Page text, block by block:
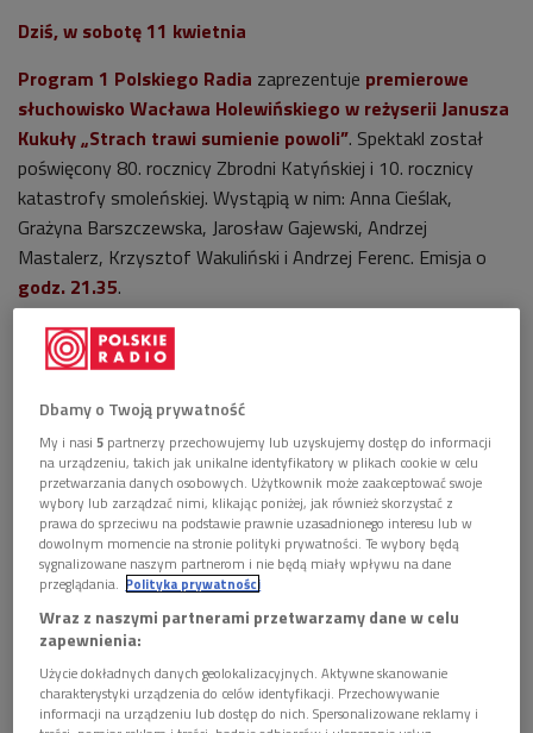
Dziś, w sobotę 11 kwietnia
Program 1 Polskiego Radia zaprezentuje premierowe
słuchowisko Wacława Holewińskiego w reżyserii Janusza
Kukuły „Strach trawi sumienie powoli”. Spektakl został
poświęcony 80. rocznicy Zbrodni Katyńskiej i 10. rocznicy
katastrofy smoleńskiej. Wystąpią w nim: Anna Cieślak,
Grażyna Barszczewska, Jarosław Gajewski, Andrzej
Mastalerz, Krzysztof Wakuliński i Andrzej Ferenc. Emisja o
godz. 21.35.
Program 2 Polskiego Radia
wyemitujesłuchowisko Feliksa Netza „Odchodzimy” w
miał być jednym z 96 pasażerów samolotu Tu-154M
lecącego do Smoleńska 10 kwietnia 2010 roku, ale swoje
miejsce odstąpił innej osobie. W słuchowisku wystąpią:
Mariusz Benoit, Tomasz Borkowski, Halina Łabonarska i
Joanna Sobieska.
Program 3 Polskiego Radiazakończy rozpoczętą
6 kwietnia prezentację wybranych przemówień i wypowiedzi
prezydenta Lecha Kaczyńskiego z albumu „Prezydent RP
Lech Kaczyński – Świadectwo”, jednego z dwóch albumów
wydanych w tym roku przez Polskie Radio w hołdzie Ofiarom
Dbamy o Twoją prywatność
My i nasi5 partnerzy przechowujemy lub uzyskujemy dostęp do informacji
na urządzeniu, takich jak unikalne identyfikatory w plikach cookie w celu
przetwarzania danych osobowych. Użytkownik może zaakceptować swoje
wybory lub zarządzać nimi, klikając poniżej, jak również skorzystać z
prawa do sprzeciwu na podstawie prawnie uzasadnionego interesu lub w
dowolnym momencie na stronie polityki prywatności. Te wybory będą
sygnalizowane naszym partnerom i nie będą miały wpływu na dane
przeglądania. Polityka prywatności
Wraz z naszymi partnerami przetwarzamy dane w celu
zapewnienia:
Użycie dokładnych danych geolokalizacyjnych. Aktywne skanowanie
charakterystyki urządzenia do celów identyfikacji. Przechowywanie
informacji na urządzeniu lub dostęp do nich. Spersonalizowane reklamy i